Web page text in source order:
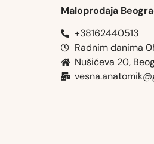
Maloprodaja
+38162440513
Radnim danima
Nušićeva 20,